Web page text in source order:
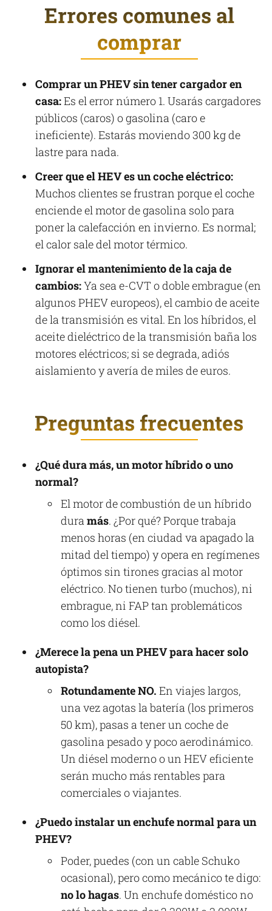
Errores comunes al
comprar
Comprar un PHEV sin tener cargador en
casa:Es el error número 1. Usarás cargadores
públicos (caros) o gasolina (caro e
ineficiente). Estarás moviendo 300 kg de
lastre para nada.
Creer que el HEV es un coche eléctrico:
Muchos clientes se frustran porque el coche
enciende el motor de gasolina solo para
poner la calefacción en invierno. Es normal;
el calor sale del motor térmico.
Ignorar el mantenimiento de la caja de
cambios:Ya sea e-CVT o doble embrague (en
algunos PHEV europeos), el cambio de aceite
de la transmisión es vital. En los híbridos, el
aceite dieléctrico de la transmisión baña los
motores eléctricos; si se degrada, adiós
aislamiento y avería de miles de euros.
Preguntas frecuentes
¿Qué dura más, un motor híbrido o uno
normal?
El motor de combustión de un híbrido
dura más. ¿Por qué? Porque trabaja
menos horas (en ciudad va apagado la
mitad del tiempo) y opera en regímenes
óptimos sin tirones gracias al motor
eléctrico. No tienen turbo (muchos), ni
embrague, ni FAP tan problemáticos
como los diésel.
¿Merece la pena un PHEV para hacer solo
autopista?
Rotundamente NO. En viajes largos,
una vez agotas la batería (los primeros
50 km), pasas a tener un coche de
gasolina pesado y poco aerodinámico.
Un diésel moderno o un HEV eficiente
serán mucho más rentables para
comerciales o viajantes.
¿Puedo instalar un enchufe normal para un
PHEV?
Poder, puedes (con un cable Schuko
ocasional), pero como mecánico te digo:
no lo hagas. Un enchufe doméstico no